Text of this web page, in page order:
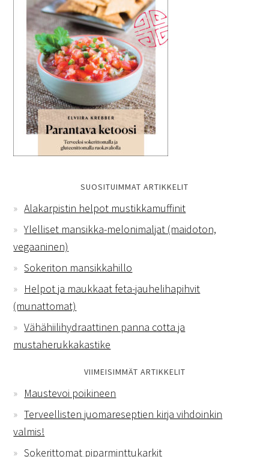
SUOSITUIMMAT ARTIKKELIT
Alakarpistin helpot mustikkamuffinit
Ylelliset mansikka-melonimaljat (maidoton,
vegaaninen)
Sokeriton mansikkahillo
Helpot ja maukkaat feta-jauhelihapihvit
(munattomat)
Vähähiilihydraattinen panna cotta ja
mustaherukkakastike
VIIMEISIMMÄT ARTIKKELIT
Maustevoi poikineen
Terveellisten juomareseptien kirja vihdoinkin
valmis!
Sokerittomat piparminttukarkit